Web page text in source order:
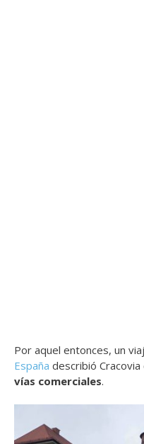
Por aquel entonces, un
España describió Cracovia
vías comerciales.